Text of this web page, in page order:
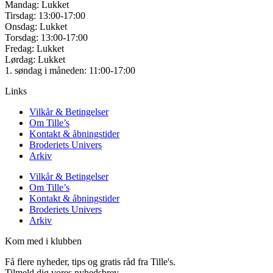
Mandag: Lukket
Tirsdag: 13:00-17:00
Onsdag: Lukket
Torsdag: 13:00-17:00
Fredag: Lukket
Lørdag: Lukket
1. søndag i måneden: 11:00-17:00
Links
Vilkår & Betingelser
Om Tille’s
Kontakt & åbningstider
Broderiets Univers
Arkiv
Vilkår & Betingelser
Om Tille’s
Kontakt & åbningstider
Broderiets Univers
Arkiv
Kom med i klubben
Få flere nyheder, tips og gratis råd fra Tille's.